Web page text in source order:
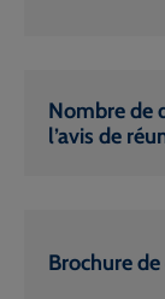
Nombre de
l’avis de
Brochure